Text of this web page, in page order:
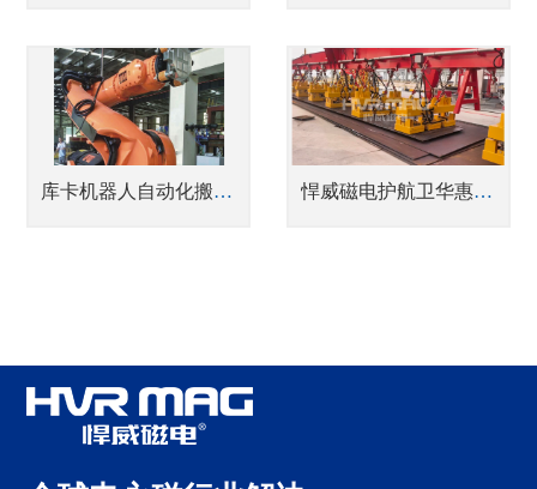
库卡机器人自动化搬运生产线 悍威磁电护航卫华惠生，破解船舶钢板卸船“高风高盐”安全困局